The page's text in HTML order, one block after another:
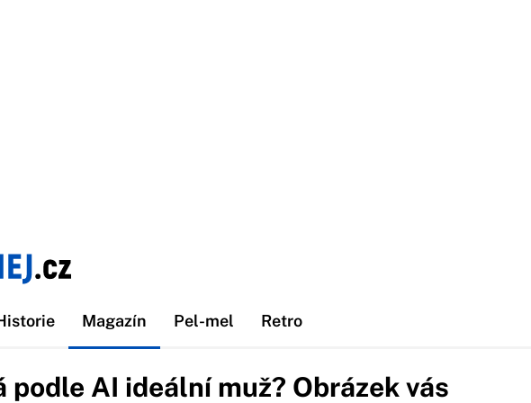
Magazín Pel-mel Retro
podle AI ideální muž? Obrázek vás